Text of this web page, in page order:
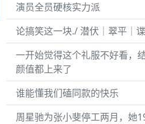
演员全员硬核实力派
论搞笑这一块./ 潜伏｜翠平｜
一开始觉得这个礼服不好看，
颜值都上来了
谁能懂我们磕同款的快乐
周星驰为张小斐停工两月，她